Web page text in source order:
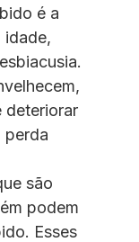
é a
idade,
deteriorar
perda
são
podem
Esses